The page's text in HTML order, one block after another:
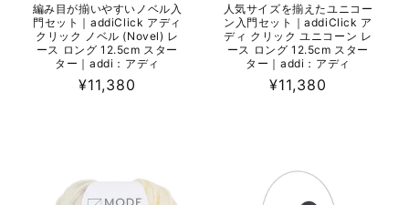
編み目が揃いやすいノベル入
門セット｜addiClick アディ
クリック ノベル (Novel) レ
ース ロング 12.5cm スター
ター｜addi：アディ
通
¥11,380
人気サイズを揃えたユニコー
ン入門セット｜addiClick ア
ディ クリック ユニコーン レ
ース ロング 12.5cm スター
ター｜addi：アディ
通
¥11,380